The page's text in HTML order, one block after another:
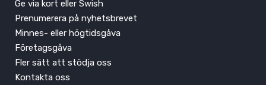
Ge via kort eller Swish
Prenumerera på nyhetsbrevet
Minnes- eller högtidsgåva
Företagsgåva
Fler sätt att stödja oss
Kontakta oss